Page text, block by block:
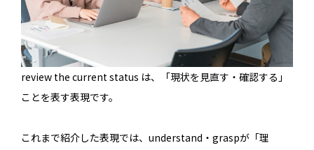
review the current status は、「現状を見直す・確認する」
ことを表す表現です。
これまで紹介した表現では、understand・graspが「理